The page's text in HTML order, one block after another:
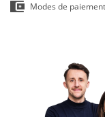
Modes de paiement